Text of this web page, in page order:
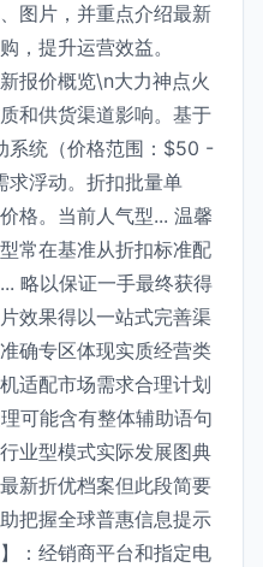
图片，并重点介绍最新
，提升运营效益。
报价概览\n大力神点火
和供货渠道影响。基于
系统（价格范围：$50 -
浮动。折扣批量单
格。当前人气型... 温馨
常在基准从折扣标准配
略以保证一手最终获得
效果得以一站式完善渠
确专区体现实质经营类
适配市场需求合理计划
可能含有整体辅助语句
业型模式实际发展图典
新折优档案但此段简要
把握全球普惠信息提示
：经销商平台和指定电